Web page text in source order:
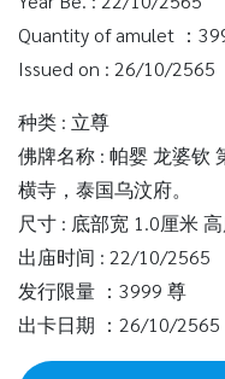
Quantity of amulet ：
Issued on : 26/10/2565
种类 : 立尊
佛牌名称 : 帕婴 龙婆钦
横寺，泰国乌汶府。
尺寸 : 底部宽 1.0厘米
出庙时间 : 22/10/2565
发行限量 ：3999 尊
出卡日期 ：26/10/2565